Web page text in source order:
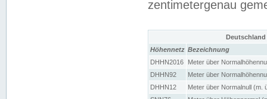
zentimetergenau
Höhennetz Bezeichnung
DHHN2016
Meter über
DHHN92
Meter über
DHHN12
Meter über Normalnull (m.